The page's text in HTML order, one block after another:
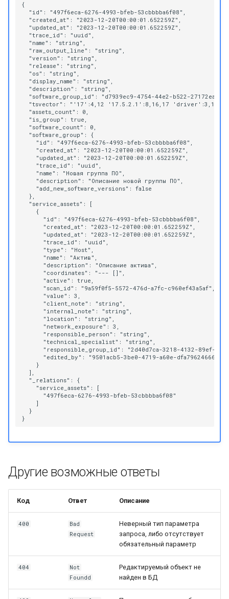
{
  "id": "497f6eca-6276-4993-bfeb-53cbbbba6f08",
  "created_at": "2023-12-20T00:00:01.652259Z",
  "updated_at": "2023-12-20T00:00:01.652259Z",
  "trace_id": "uuid",
  "name": "string",
  "raw_output_line": "string",
  "version": "string",
  "release": "string",
  "os": "string",
  "display_name": "string",
  "description": "string",
"software_group_id": "d7939ec9-4754-44e2-b522-
"tsvector": "'17':4,12 '17.5.2.1':8,16,17 'driver':3,11
  "assets_count": 0,
  "is_group": true,
  "software_count": 0,
  "software_group": {
    "id": "497f6eca-6276-4993-bfeb-53cbbbba6f08",
    "created_at": "2023-12-20T00:00:01.652259Z",
    "updated_at": "2023-12-20T00:00:01.652259Z",
    "trace_id": "uuid",
    "name": "Новая группа ПО",
    "description": "Описание новой группы ПО",
    "add_new_software_versions": false
  },
  "service_assets": [
    {
      "id": "497f6eca-6276-4993-bfeb-53cbbbba6f08",
      "created_at": "2023-12-20T00:00:01.652259Z",
      "updated_at": "2023-12-20T00:00:01.652259Z",
      "trace_id": "uuid",
      "type": "Host",
      "name": "Актив",
      "description": "Описание актива",
      "coordinates": "--- []",
      "active": true,
      "scan_id": "9a59f0f5-5572-476d-a7fc-c960ef43a5af",
      "value": 3,
      "client_note": "string",
      "internal_note": "string",
      "location": "string",
      "network_exposure": 3,
      "responsible_person": "string",
      "technical_specialist": "string",
"responsible_group_id": "2d40d7ca-3218-4132-89ef-
      "edited_by": "9501acb5-3be0-4719-a60e-dfa79624666c"
    }
  ],
  "_relations": {
    "service_assets": [
      "497f6eca-6276-4993-bfeb-53cbbbba6f08"
    ]
  }
Другие возможные ответы
Код Ответ Описание
400
Bad
Request
Неверный тип параметра
запроса, либо отсутствует
обязательный параметр
404
Not
Foundd
Редактируемый объект не
найден в БД